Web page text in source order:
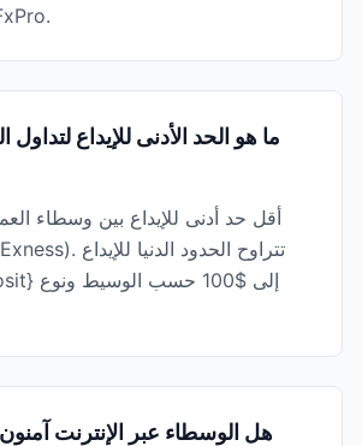
ما هو الحد الأدنى للإيداع لتداول
أقل حد أدنى للإيداع بين وسطاء
هل الوسطاء عبر الإنترنت